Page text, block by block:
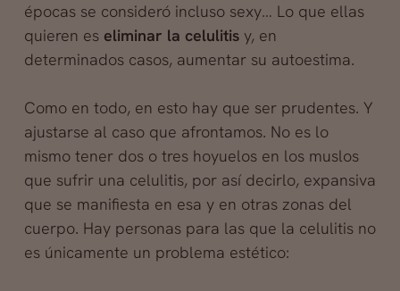
épocas se consideró incluso sexy… Lo que ellas
quieren es eliminar la celulitisy, en
determinados casos, aumentar su autoestima.
Como en todo, en esto hay que ser prudentes. Y
ajustarse al caso que afrontamos. No es lo
mismo tener dos o tres hoyuelos en los muslos
que sufrir una celulitis, por así decirlo, expansiva
que se manifiesta en esa y en otras zonas del
cuerpo. Hay personas para las que la celulitis no
es únicamente un problema estético: